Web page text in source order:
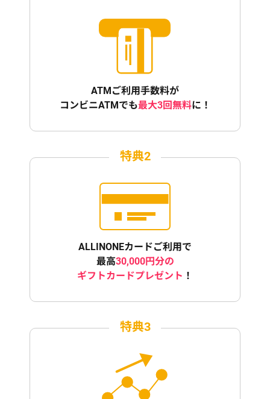
ATMご利用手数料が
コンビニATMでも最大3回無料に！
特典2
ALLINONEカードご利用で
最高30,000円分の
ギフトカードプレゼント ！
特典3